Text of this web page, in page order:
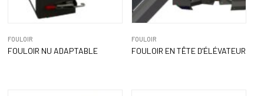
FOULOIR
FOULOIR NU ADAPTABLE
FOULOIR
FOULOIR EN TÊTE D’ÉLÉVATEUR